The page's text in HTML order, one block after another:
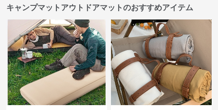
キャンプマットアウトドアマットのおすすめアイテム